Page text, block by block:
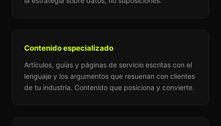
Contenido especializado
Artículos, guías y páginas de servicio escritas con el
lenguaje y los argumentos que resuenan con clientes
de tu industria. Contenido que posiciona y convierte.